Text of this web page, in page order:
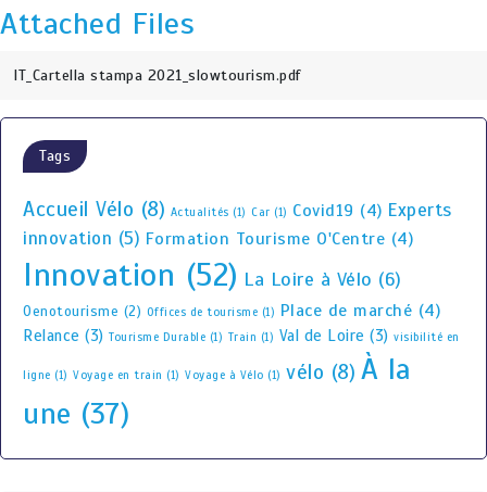
Attached Files
IT_Cartella stampa 2021_slowtourism.pdf
Tags
Accueil Vélo (8) Actualités (1) Car (1) Covid19 (4) Experts
innovation (5) Formation Tourisme O'Centre (4)
Innovation (52) La Loire à Vélo (6)
Oenotourisme (2) Offices de tourisme (1) Place de marché (4)
Relance (3) Tourisme Durable (1) Train (1) Val de Loire (3) visibilité en
ligne (1) Voyage en train (1) Voyage à Vélo (1) vélo (8) À la
une (37)